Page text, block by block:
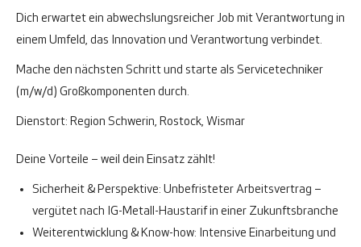
Dich erwartet ein abwechslungsreicher Job mit Verantwortung in
einem Umfeld, das Innovation und Verantwortung verbindet.
Mache den nächsten Schritt und starte als Servicetechniker
(m/w/d) Großkomponenten durch.
Dienstort: Region Schwerin, Rostock, Wismar
Deine Vorteile – weil dein Einsatz zählt!
Sicherheit & Perspektive: Unbefristeter Arbeitsvertrag –
vergütet nach IG-Metall-Haustarif in einer Zukunftsbranche
Weiterentwicklung & Know-how: Intensive Einarbeitung und